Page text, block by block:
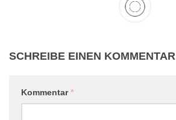
SCHREIBE EINEN KOMMENTAR
Kommentar*